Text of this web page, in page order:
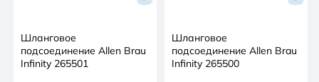
Шланговое
подсоединение Allen Brau
Infinity 265501
Шланговое
подсоединение Allen Brau
Infinity 265500